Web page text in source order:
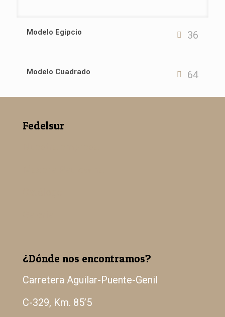
Modelo Egipcio 36
Modelo Cuadrado 64
Fedelsur
¿Dónde nos encontramos?
Carretera Aguilar-Puente-Genil
C-329, Km. 85’5